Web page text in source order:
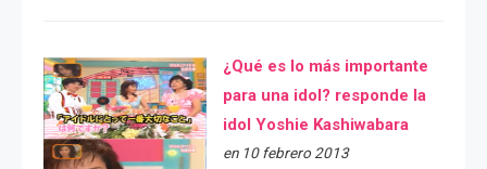
¿Qué es lo más importante
para una idol? responde la
idol Yoshie Kashiwabara
en 10 febrero 2013